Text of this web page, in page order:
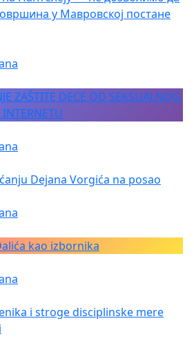
у Мавровској постане
ZAŠTITE DECE OD SEKSUALNOG
INTERNETU
Dejana Vorgića na posao
kao izbornika
i stroge disciplinske mere